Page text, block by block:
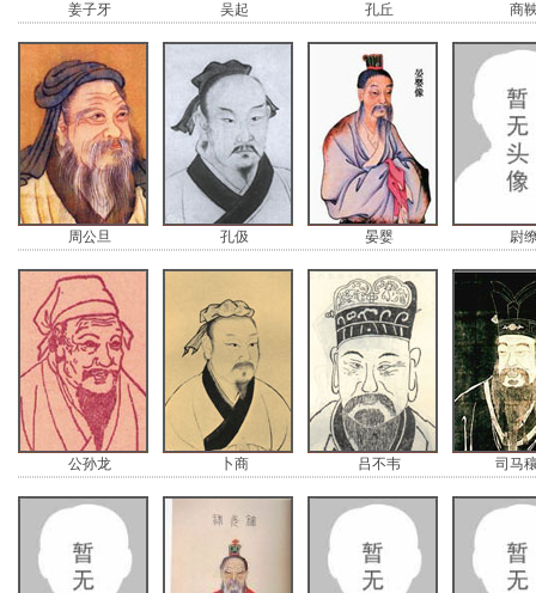
姜子牙 吴起 孔丘 商
周公旦 孔伋 晏婴 尉
公孙龙 卜商 吕不韦 司马